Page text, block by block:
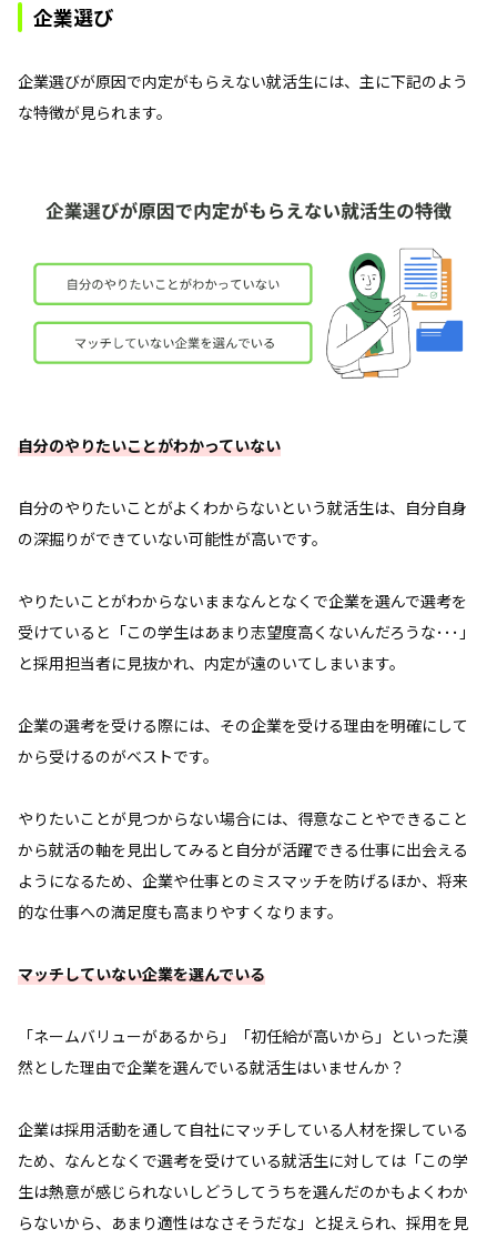
企業選び
企業選びが原因で内定がもらえない就活生には、主に下記のよう
な特徴が見られます。
自分のやりたいことがわかっていない
自分のやりたいことがよくわからないという就活生は、自分自身
の深掘りができていない可能性が高いです。
やりたいことがわからないままなんとなくで企業を選んで選考を
受けていると「この学生はあまり志望度高くないんだろうな･･･」
と採用担当者に見抜かれ、内定が遠のいてしまいます。
企業の選考を受ける際には、その企業を受ける理由を明確にして
から受けるのがベストです。
やりたいことが見つからない場合には、得意なことやできること
から就活の軸を見出してみると自分が活躍できる仕事に出会える
ようになるため、企業や仕事とのミスマッチを防げるほか、将来
的な仕事への満足度も高まりやすくなります。
マッチしていない企業を選んでいる
「ネームバリューがあるから」「初任給が高いから」といった漠
然とした理由で企業を選んでいる就活生はいませんか？
企業は採用活動を通して自社にマッチしている人材を探している
ため、なんとなくで選考を受けている就活生に対しては「この学
生は熱意が感じられないしどうしてうちを選んだのかもよくわか
らないから、あまり適性はなさそうだな」と捉えられ、採用を見